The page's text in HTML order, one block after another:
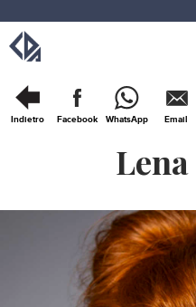
Indietro Facebook WhatsApp Email
Lena